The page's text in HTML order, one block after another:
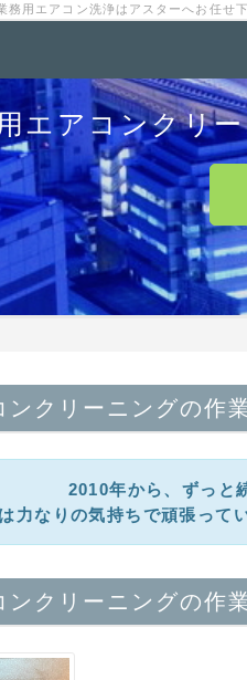
用エアコン洗浄はアスターへお任せ下
エアコンクリ
ンクリーニングの作
2010年から、ずっと
力なりの気持ちで頑張って
ンクリーニングの作